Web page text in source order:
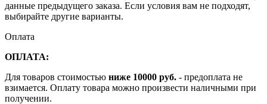
данные предыдущего заказа. Если условия вам не подходят,
выбирайте другие варианты.
Оплата
ОПЛАТА:
Для товаров стоимостью ниже 10000 руб. - предоплата не
взимается. Оплату товара можно произвести наличными при
получении.